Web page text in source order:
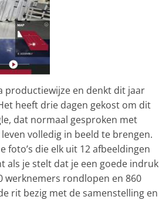
productiewijze en denkt dit jaar
heeft drie dagen gekost om dit
dat normaal gesproken met
volledig in beeld te brengen.
foto’s die elk uit 12 afbeeldingen
als je stelt dat je een goede indruk
werknemers rondlopen en 860
rit bezig met de samenstelling en